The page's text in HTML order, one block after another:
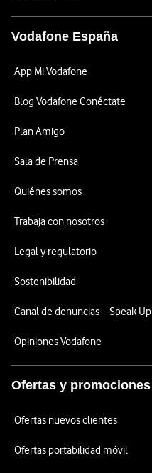
Vodafone España
App Mi Vodafone
Blog Vodafone Conéctate
Plan Amigo
Sala de Prensa
Quiénes somos
Trabaja con nosotros
Legal y regulatorio
Sostenibilidad
Canal de denuncias – Speak Up
Opiniones Vodafone
Ofertas y promociones
Ofertas nuevos clientes
Ofertas portabilidad móvil